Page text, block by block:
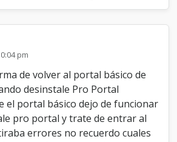
pm
de volver al portal básico de
desinstale Pro Portal
el portal básico dejo de funcionar
pro portal y trate de entrar al
errores no recuerdo cuales